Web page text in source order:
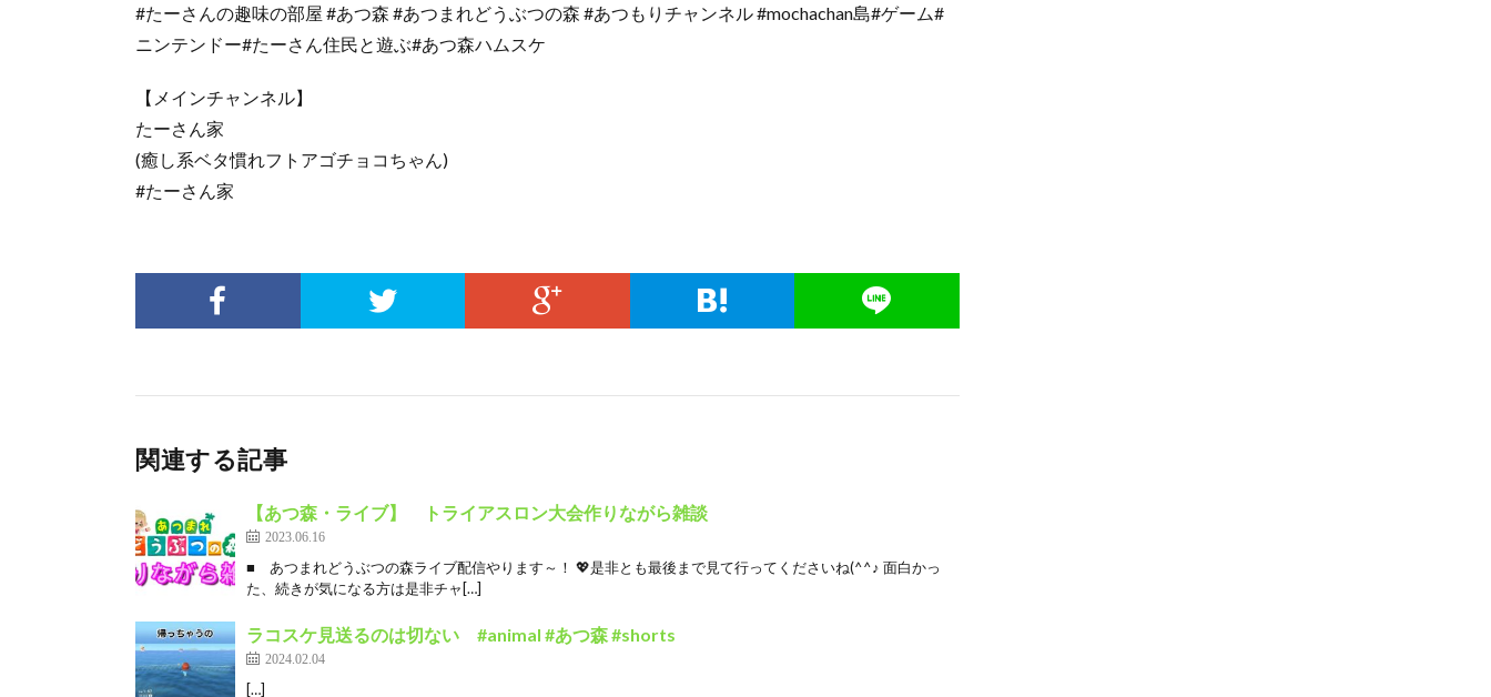
#たーさんの趣味の部屋 #あつ森 #あつまれどうぶつの森 #あつもりチャンネル #mochachan島#ゲーム#
ニンテンドー#たーさん住民と遊ぶ#あつ森ハムスケ
【メインチャンネル】
たーさん家
(癒し系ベタ慣れフトアゴチョコちゃん)
#たーさん家
関連する記事
【あつ森・ライブ】 トライアスロン大会作りながら雑談
2023.06.16
■ あつまれどうぶつの森ライブ配信やります～！ 💖是非とも最後まで見て行ってくださいね(^^♪ 面白かっ
た、続きが気になる方は是非チャ[…]
ラコスケ見送るのは切ない #animal #あつ森 #shorts
2024.02.04
[…]